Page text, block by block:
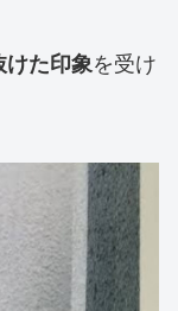
けた印象を受け